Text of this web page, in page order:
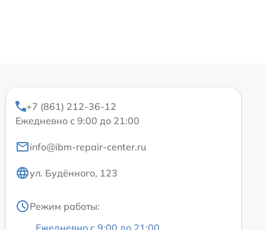
+7 (861) 212-36-12
Ежедневно с 9:00 до 21:00
info@ibm-repair-center.ru
ул. Будённого, 123
Режим работы:
Ежедневно с 9:00 до 21:00